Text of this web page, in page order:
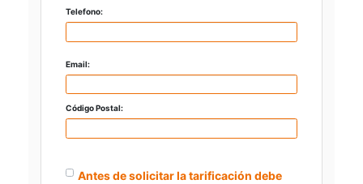
Telefono:
Email:
Código Postal:
Antes de solicitar la tarificación debe